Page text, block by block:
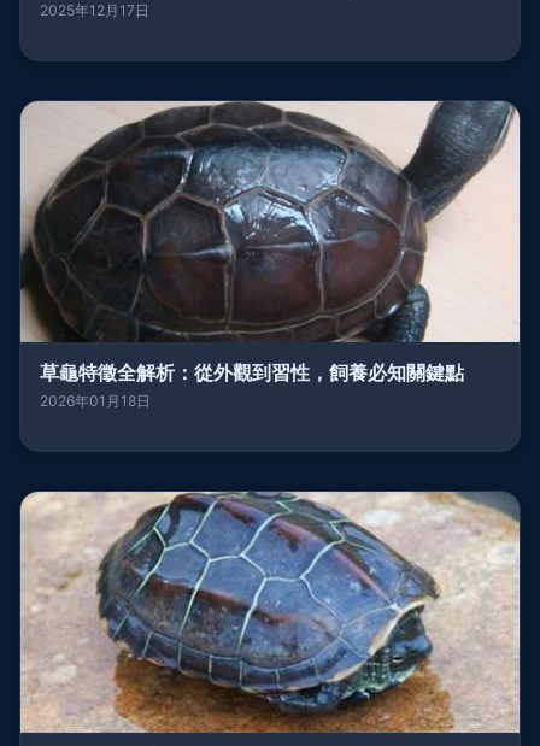
2025年12月17日
草龜特徵全解析：從外觀到習性，飼養必知關鍵點
2026年01月18日